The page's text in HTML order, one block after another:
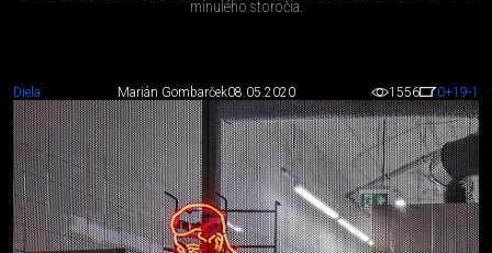
minulého storočia.
Diela Marián Gombarček08.05.2020 1556 0+19-1